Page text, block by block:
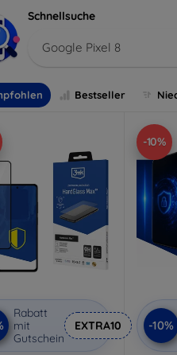
Schnellsuche
Google Pixel 8
Bestseller
Rabatt
mit
Gutschein
EXTRA10
-10%
-10%